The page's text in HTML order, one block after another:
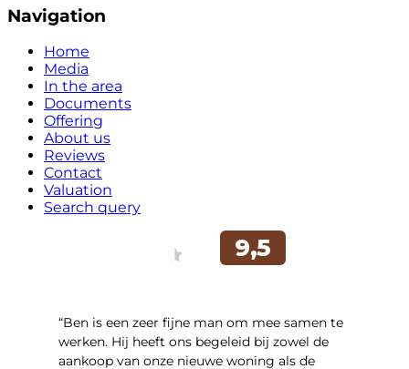
Navigation
Home
Media
In the area
Documents
Offering
About us
Reviews
Contact
Valuation
Search query
“Ben is een zeer fijne man om mee samen te
werken. Hij heeft ons begeleid bij zowel de
aankoop van onze nieuwe woning als de